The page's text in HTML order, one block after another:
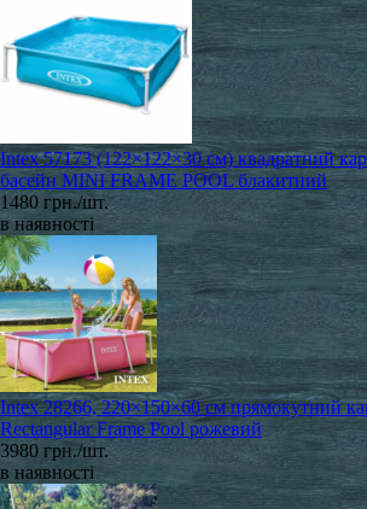
Intex 57173 (122×122×30 см) квадратний
басейн MINI FRAME POOL блакитний
1480 грн./шт.
в наявності
Intex 28266, 220×150×60 см прямокутний
Rectangular Frame Pool рожевий
3980 грн./шт.
в наявності